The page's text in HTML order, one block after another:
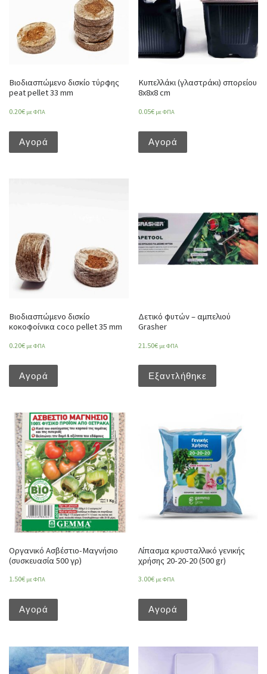
Βιοδιασπώμενο δισκίο τύρφης
peat pellet 33 mm
0.20€ με ΦΠΑ
Αγορά
Κυπελλάκι (γλαστράκι) σπορείου
8x8x8 cm
0.05€ με ΦΠΑ
Αγορά
Βιοδιασπώμενο δισκίο
κοκοφοίνικα coco pellet 35 mm
0.20€ με ΦΠΑ
Αγορά
Δετικό φυτών – αμπελιού
Grasher
21.50€ με ΦΠΑ
Εξαντλήθηκε
Οργανικό Ασβέστιο-Μαγνήσιο
(συσκευασία 500 γρ)
1.50€ με ΦΠΑ
Αγορά
Λίπασμα κρυσταλλικό γενικής
χρήσης 20-20-20 (500 gr)
3.00€ με ΦΠΑ
Αγορά